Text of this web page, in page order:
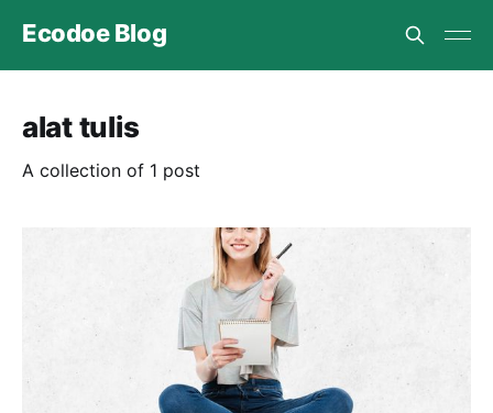
Ecodoe Blog
alat tulis
A collection of 1 post